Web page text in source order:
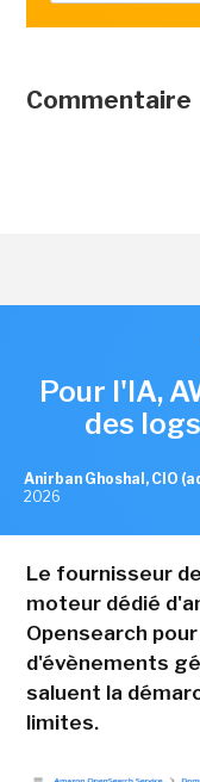
Commentaire
Pour l'IA,
des
Anirban Ghoshal, CIO
2026
Le fournisseur
moteur dédié
Opensearch
d'évènements
saluent la
limites.